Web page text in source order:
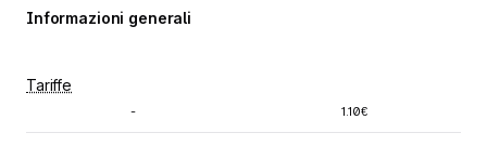
Informazioni generali
Tariffe
- 1.10€